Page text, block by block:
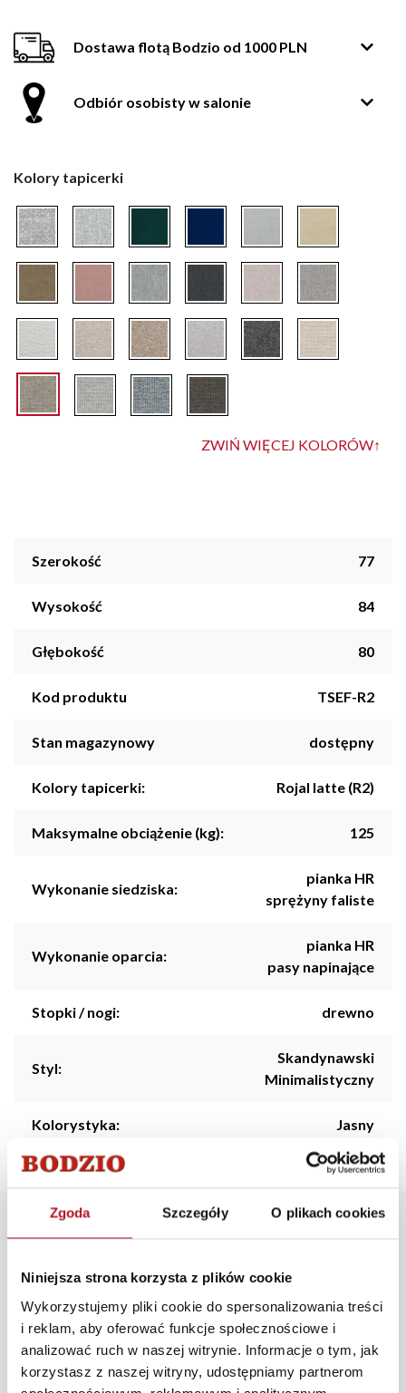
Zgoda Szczegóły O plikach cookies
Niniejsza strona korzysta z plików cookie
Wykorzystujemy pliki cookie do spersonalizowania treści
i reklam, aby oferować funkcje społecznościowe i
analizować ruch w naszej witrynie. Informacje o tym, jak
korzystasz z naszej witryny, udostępniamy partnerom
Dostawa flotą Bodzio od 1000 PLN
Odbiór osobisty w salonie
Kolory tapicerki
ZWIŃ WIĘCEJ KOLORÓW↑
Szerokość 77
Wysokość 84
Głębokość 80
Kod produktu TSEF-R2
Stan magazynowy dostępny
Kolory tapicerki: Rojal latte (R2)
Maksymalne obciążenie (kg): 125
Wykonanie siedziska:
pianka HR
sprężyny faliste
Wykonanie oparcia:
pianka HR
pasy napinające
Stopki / nogi: drewno
Styl:
Skandynawski
Minimalistyczny
Kolorystyka: Jasny
Opis produktu
Fotel "SEWILLA" R2 w odcieniu Rojal latte to stylowa
propozycja dla miłośników ciepłych, naturalnych tonacji
we wnętrzu. Jego klasyczny design oraz tapicerka z
tkaniny o miękkiej i przyjemnej strukturze zapewniają
nie tylko estetykę, ale i wysoki komfort użytkowania.